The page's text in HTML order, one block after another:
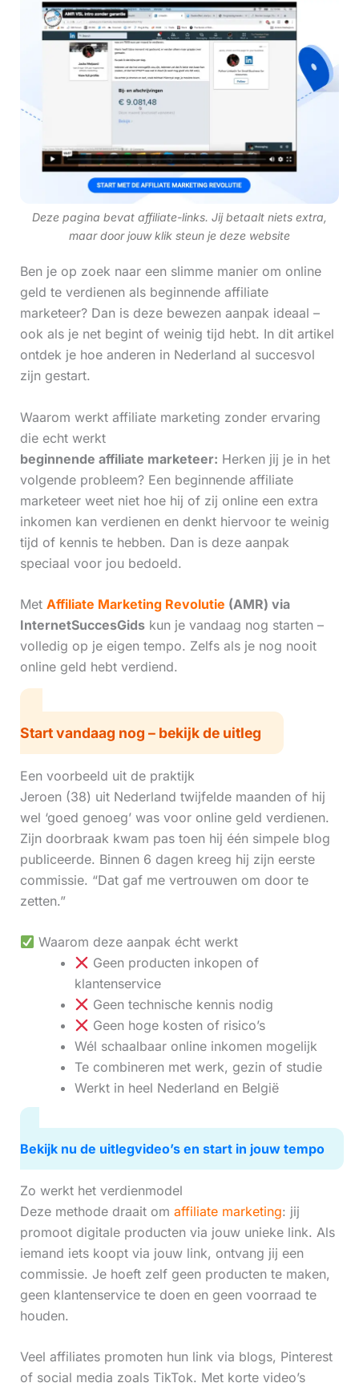
Deze pagina bevat affiliate-links. Jij betaalt niets extra,
maar door jouw klik steun je deze website
Ben je op zoek naar een slimme manier om online
geld te verdienen als beginnende affiliate
marketeer? Dan is deze bewezen aanpak ideaal –
ook als je net begint of weinig tijd hebt. In dit artikel
ontdek je hoe anderen in Nederland al succesvol
zijn gestart.
Waarom werkt affiliate marketing zonder ervaring
die echt werkt
beginnende affiliate marketeer: Herken jij je in het
volgende probleem? Een beginnende affiliate
marketeer weet niet hoe hij of zij online een extra
inkomen kan verdienen en denkt hiervoor te weinig
tijd of kennis te hebben. Dan is deze aanpak
speciaal voor jou bedoeld.
Met Affiliate Marketing Revolutie (AMR) via
InternetSuccesGidskun je vandaag nog starten –
volledig op je eigen tempo. Zelfs als je nog nooit
online geld hebt verdiend.
Start vandaag nog – bekijk de uitleg
Een voorbeeld uit de praktijk
Jeroen (38) uit Nederland twijfelde maanden of hij
wel ‘goed genoeg’ was voor online geld verdienen.
Zijn doorbraak kwam pas toen hij één simpele blog
publiceerde. Binnen 6 dagen kreeg hij zijn eerste
commissie. “Dat gaf me vertrouwen om door te
zetten.”
Waarom deze aanpak écht werkt
Geen producten inkopen of
klantenservice
Geen technische kennis nodig
Geen hoge kosten of risico’s
Wél schaalbaar online inkomen mogelijk
Te combineren met werk, gezin of studie
Werkt in heel Nederland en België
Bekijk nu de uitlegvideo’s en start in jouw tempo
Zo werkt het verdienmodel
Deze methode draait om affiliate marketing: jij
promoot digitale producten via jouw unieke link. Als
iemand iets koopt via jouw link, ontvang jij een
commissie. Je hoeft zelf geen producten te maken,
geen klantenservice te doen en geen voorraad te
houden.
Veel affiliates promoten hun link via blogs, Pinterest
of social media zoals TikTok. Met korte video’s